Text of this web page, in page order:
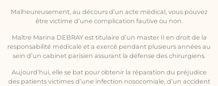
Malheureusement, au décours d’un acte médical, vous pouvez
être victime d’une complication fautive ou non.
Maître Marina DEBRAY est titulaire d’un master II en droit de la
responsabilité médicale et a exercé pendant plusieurs années au
sein d’un cabinet parisien assurant la défense des chirurgiens.
Aujourd’hui, elle se bat pour obtenir la réparation du préjudice
des patients victimes d’une infection nosocomiale, d’un accident